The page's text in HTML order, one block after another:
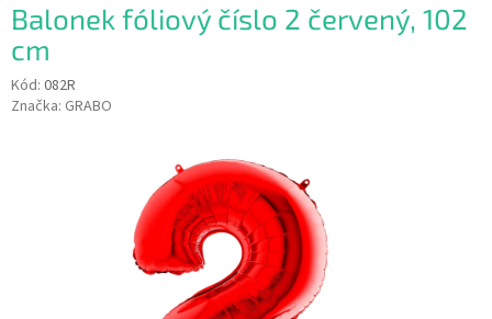
-
OSLAVY
MASKY
-
KOSTÝMY
Balonek fóliový číslo 2 červený, 102
cm
Kód: 082R
Značka: GRABO